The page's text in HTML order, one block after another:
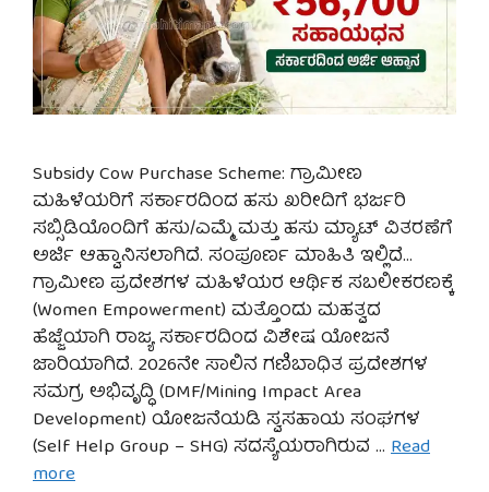
Subsidy Cow Purchase Scheme: ಗ್ರಾಮೀಣ
ಮಹಿಳೆಯರಿಗೆ ಸರ್ಕಾರದಿಂದ ಹಸು ಖರೀದಿಗೆ ಭರ್ಜರಿ
ಸಬ್ಸಿಡಿಯೊಂದಿಗೆ ಹಸು/ಎಮ್ಮೆ ಮತ್ತು ಹಸು ಮ್ಯಾಟ್ ವಿತರಣೆಗೆ
ಅರ್ಜಿ ಆಹ್ವಾನಿಸಲಾಗಿದೆ. ಸಂಪೂರ್ಣ ಮಾಹಿತಿ ಇಲ್ಲಿದೆ…
ಗ್ರಾಮೀಣ ಪ್ರದೇಶಗಳ ಮಹಿಳೆಯರ ಆರ್ಥಿಕ ಸಬಲೀಕರಣಕ್ಕೆ
(Women Empowerment) ಮತ್ತೊಂದು ಮಹತ್ವದ
ಹೆಜ್ಜೆಯಾಗಿ ರಾಜ್ಯ ಸರ್ಕಾರದಿಂದ ವಿಶೇಷ ಯೋಜನೆ
ಜಾರಿಯಾಗಿದೆ. 2026ನೇ ಸಾಲಿನ ಗಣಿಬಾಧಿತ ಪ್ರದೇಶಗಳ
ಸಮಗ್ರ ಅಭಿವೃದ್ಧಿ (DMF/Mining Impact Area
Development) ಯೋಜನೆಯಡಿ ಸ್ವಸಹಾಯ ಸಂಘಗಳ
(Self Help Group – SHG) ಸದಸ್ಯೆಯರಾಗಿರುವ … Read
more